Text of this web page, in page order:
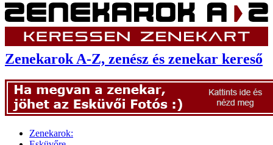
Zenekarok A-Z, zenész és zenekar kereső
Zenekarok: